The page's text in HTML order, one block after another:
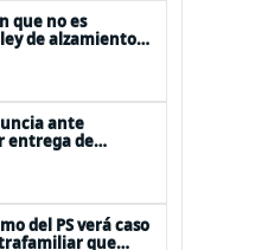
que no es
de alzamiento
porque ya
ante
entrega de
del Pdte Kast en
del PS verá caso
que